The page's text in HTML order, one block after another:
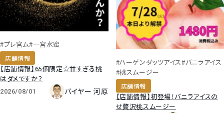
#プレ宮ム#一宮水蜜
店舗情報
【店舗情報】65個限定☆甘すぎる桃
はダメですか？
2026/08/01 バイヤー 河原
#ハーゲンダッツアイス#バニラアイス
#桃スムージー
店舗情報
【店舗情報】初登場！バニラアイスの
せ贅沢桃スムージー